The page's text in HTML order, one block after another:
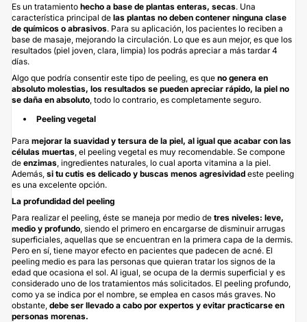
Es un tratamiento hecho a base de plantas enteras, secas. Una
característica principal de las plantas no deben contener ninguna clase
de químicos o abrasivos. Para su aplicación, los pacientes lo reciben a
base de masaje, mejorando la circulación. Lo que es aun mejor, es que los
resultados (piel joven, clara, limpia) los podrás apreciar a más tardar 4
días.
Algo que podría consentir este tipo de peeling, es que no genera en
absoluto molestias, los resultados se pueden apreciar rápido, la piel no
se daña en absoluto , todo lo contrario, es completamente seguro.
Peeling vegetal
Para mejorar la suavidad y tersura de la piel, al igual que acabar con las
células muertas , el peeling vegetal es muy recomendable. Se compone
de enzimas , ingredientes naturales, lo cual aporta vitamina a la piel.
Además, si tu cutis es delicado y buscas menos agresividad este peeling
es una excelente opción.
La profundidad del peeling
Para realizar el peeling, éste se maneja por medio de tres niveles: leve,
medio y profundo , siendo el primero en encargarse de disminuir arrugas
superficiales, aquellas que se encuentran en la primera capa de la dermis.
Pero en sí, tiene mayor efecto en pacientes que padecen de acné. El
peeling medio es para las personas que quieran tratar los signos de la
edad que ocasiona el sol. Al igual, se ocupa de la dermis superficial y es
considerado uno de los tratamientos más solicitados. El peeling profundo,
como ya se indica por el nombre, se emplea en casos más graves. No
obstante, debe ser llevado a cabo por expertos y evitar practicarse en
personas morenas.